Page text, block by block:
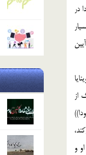
در
بسيار
است (3 مجموعه بزرگ از
او و